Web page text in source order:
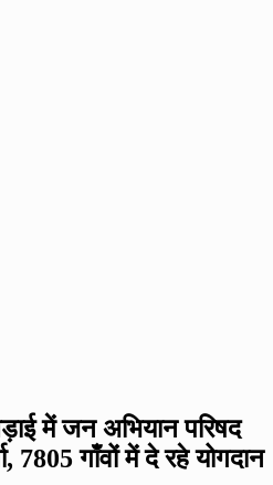
में जन अभियान परिषद
7805 गाँवों में दे रहे योगदान